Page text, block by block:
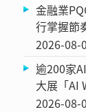
金融業
行掌握節
2026-08-
逾200家
大展「AI
2026-08-